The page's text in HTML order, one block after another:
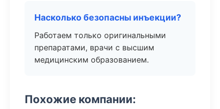
Насколько безопасны инъекции?
Работаем только оригинальными
препаратами, врачи с высшим
медицинским образованием.
Похожие компании: